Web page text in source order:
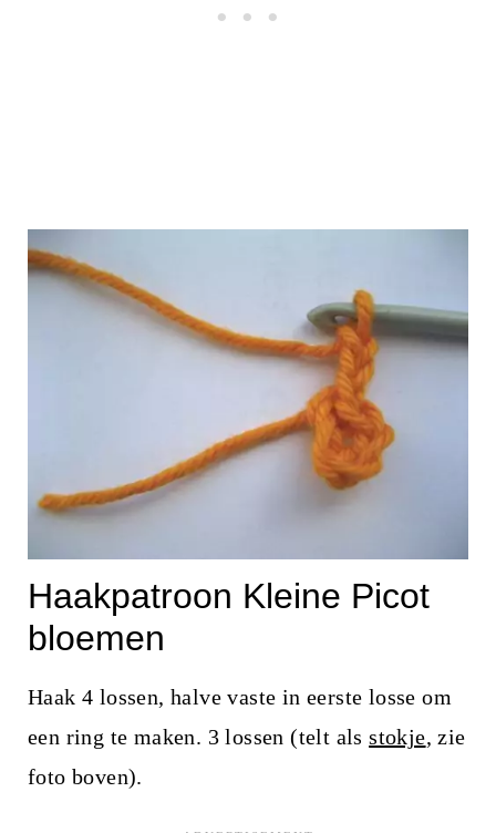
Haakpatroon Kleine Picot
bloemen
Haak 4 lossen, halve vaste in eerste losse om
een ring te maken. 3 lossen (telt alsstokje, zie
foto boven).